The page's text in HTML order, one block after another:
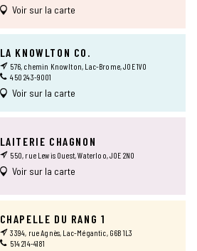
Voir sur la carte
LA KNOWLTON CO.
576, chemin Knowlton, Lac-Brome, J0E 1V0
450 243-9001
Voir sur la carte
LAITERIE CHAGNON
550, rue Lewis Ouest, Waterloo, J0E 2N0
Voir sur la carte
CHAPELLE DU RANG 1
3394, rue Agnès, Lac-Mégantic, G6B 1L3
514 214-4181